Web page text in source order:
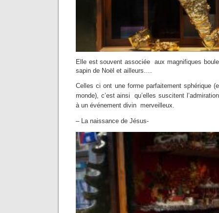
Elle est souvent associée aux magnifiques
sapin de Noël et ailleurs….
Celles ciont une forme parfaitement sphérique
monde), c’est ainsi qu’elles suscitent
à un événement divin merveilleux.
– La naissance de Jésus-